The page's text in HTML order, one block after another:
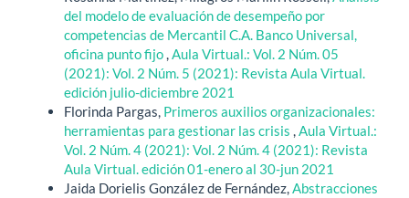
del modelo de evaluación de desempeño por
competencias de Mercantil C.A. Banco Universal,
oficina punto fijo,Aula Virtual.: Vol. 2 Núm. 05
(2021): Vol. 2 Núm. 5 (2021): Revista Aula Virtual.
edición julio-diciembre 2021
Florinda Pargas, Primeros auxilios organizacionales:
herramientas para gestionar las crisis ,Aula Virtual.:
Vol. 2 Núm. 4 (2021): Vol. 2 Núm. 4 (2021): Revista
Aula Virtual. edición 01-enero al 30-jun 2021
Jaida Dorielis González de Fernández,Abstracciones